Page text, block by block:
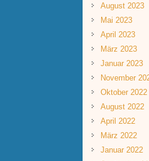
August 2023
Mai 2023
April 2023
März 2023
Januar 2023
November
Oktober 2022
August 2022
April 2022
März 2022
Januar 2022